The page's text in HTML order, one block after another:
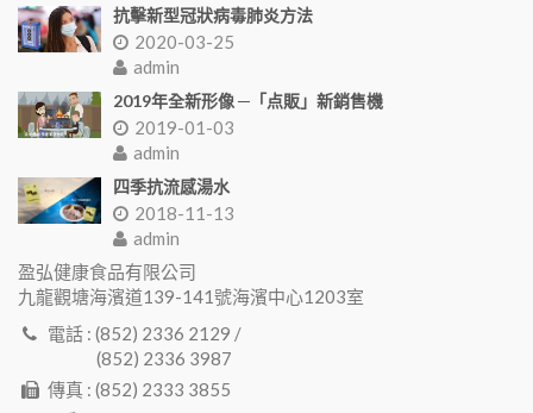
抗擊新型冠狀病毒肺炎方法
2020-03-25
admin
2019年全新形像 ─「点販」新銷售機
2019-01-03
admin
四季抗流感湯水
2018-11-13
admin
盈弘健康食品有限公司
九龍觀塘海濱道139-141號海濱中心1203室
電話 : (852) 2336 2129 /
(852) 2336 3987
傳真 : (852) 2333 3855